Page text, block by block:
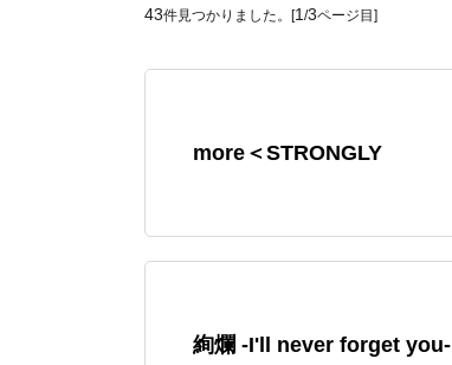
43件見つかりました。[1 /3ページ目]
more＜STRONGLY
絢爛 -I'll never forget you-